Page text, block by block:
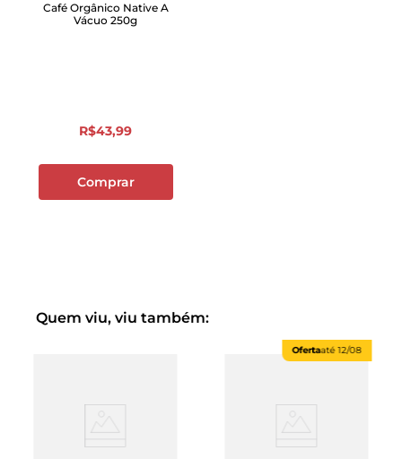
Café Orgânico Native A
Vácuo 250g
R$43,99
Comprar
Quem viu, viu também:
Ofertaaté12/08